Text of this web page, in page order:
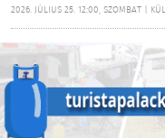
2026. JÚLIUS 25. 12:00, SZOMBAT |